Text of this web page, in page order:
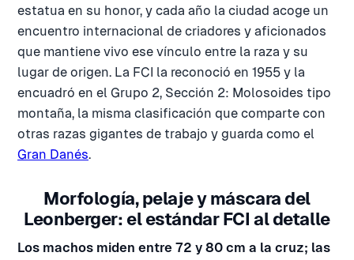
estatua en su honor, y cada año la ciudad acoge un
encuentro internacional de criadores y aficionados
que mantiene vivo ese vínculo entre la raza y su
lugar de origen. La FCI la reconoció en 1955 y la
encuadró en el Grupo 2, Sección 2: Molosoides tipo
montaña, la misma clasificación que comparte con
otras razas gigantes de trabajo y guarda como el
Gran Danés.
Morfología, pelaje y máscara del
Leonberger: el estándar FCI al detalle
Los machos miden entre 72 y 80 cm a la cruz; las